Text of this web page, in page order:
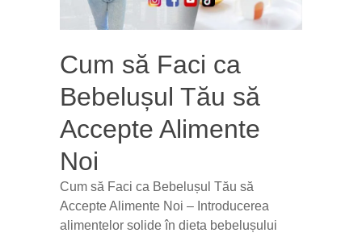
Cum să Faci ca
Bebelușul Tău să
Accepte Alimente
Noi
Cum să Faci ca Bebelușul Tău să
Accepte Alimente Noi – Introducerea
alimentelor solide în dieta bebelușului